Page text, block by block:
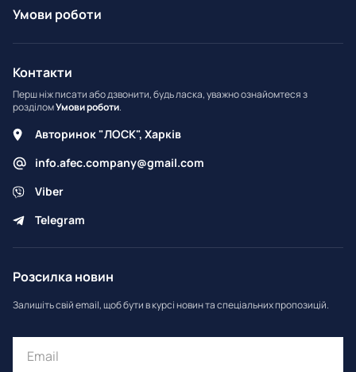
Умови роботи
Контакти
Перш ніж писати або дзвонити, будь ласка, уважно ознайомтеся з
розділомУмови роботи.
Авторинок "ЛОСК", Харків
info.afec.company@gmail.com
Viber
Telegram
Розсилка новин
Залишіть свій email, щоб бути в курсі новин та спеціальних пропозицій.